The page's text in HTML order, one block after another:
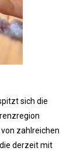
sich die
zahlreichen
derzeit mit